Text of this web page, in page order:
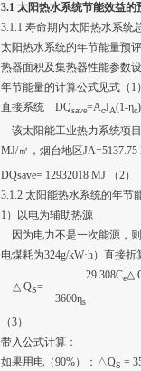
3.1太阳热水系统节能效益的
3.1.1 寿命期内太阳热水系统
太阳热水系统的年节能量预
热器面积及集热器性能参数
年节能量的计算公式见式（1
直接系统 DQsave=AcJA(1-ηc
该太阳能工业热力系统项目
MJ/㎡，烟台地区
DQsave= 12932018 MJ （2）
3.1.2 太阳能热水系统的年节
1）以电为辅助热源
因为电力不是一次能源，
电煤耗为324g/kW·h）直接
△ QS=
29.308Ce△
3600ηs
（3）
带入公式计算：
如果用电（90%）：△QS =